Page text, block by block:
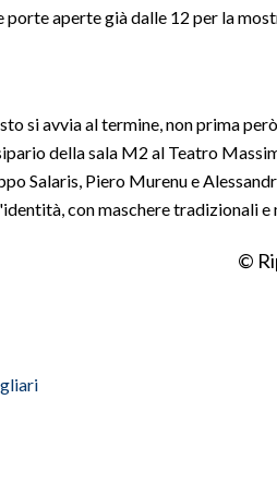
porte aperte già dalle 12 per la
si avvia al termine, non prima
della sala M2 al Teatro
Salaris, Piero Murenu e
con maschere tradizionali e
©